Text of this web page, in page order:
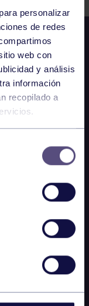
personalizar
de redes
web con
y análisis
información
recopilado a